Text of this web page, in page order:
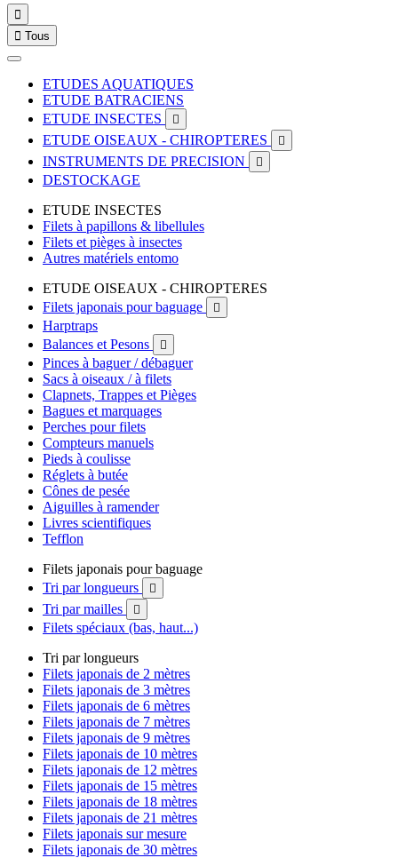

 Tous
ETUDES AQUATIQUES
ETUDE BATRACIENS
ETUDE INSECTES

ETUDE OISEAUX - CHIROPTERES 
INSTRUMENTS DE PRECISION 
DESTOCKAGE
ETUDE INSECTES
Filets à papillons & libellules
Filets et pièges à insectes
Autres matériels entomo
ETUDE OISEAUX - CHIROPTERES
Filets japonais pour baguage

Harptraps
Balances et Pesons

Pinces à baguer / débaguer
Sacs à oiseaux / à filets
Clapnets, Trappes et Pièges
Bagues et marquages
Perches pour filets
Compteurs manuels
Pieds à coulisse
Réglets à butée
Cônes de pesée
Aiguilles à ramender
Livres scientifiques
Tefflon
Filets japonais pour baguage
Tri par longueurs

Tri par mailles 
Filets spéciaux (bas, haut...)
Tri par longueurs
Filets japonais de 2 mètres
Filets japonais de 3 mètres
Filets japonais de 6 mètres
Filets japonais de 7 mètres
Filets japonais de 9 mètres
Filets japonais de 10 mètres
Filets japonais de 12 mètres
Filets japonais de 15 mètres
Filets japonais de 18 mètres
Filets japonais de 21 mètres
Filets japonais sur mesure
Filets japonais de 30 mètres